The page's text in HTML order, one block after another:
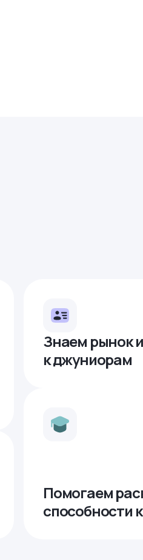
Знаем рынок
к джуниорам
Помогаем
способности